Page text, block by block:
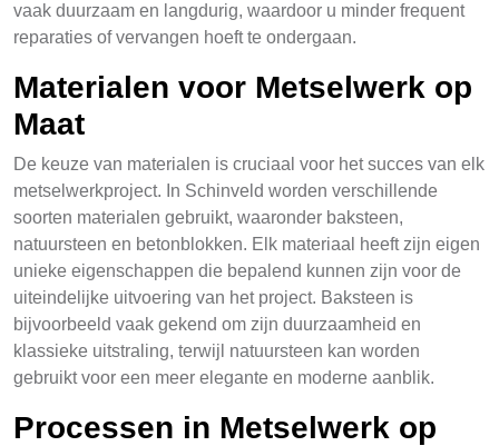
vaak duurzaam en langdurig, waardoor u minder frequent
reparaties of vervangen hoeft te ondergaan.
Materialen voor Metselwerk op
Maat
De keuze van materialen is cruciaal voor het succes van elk
metselwerkproject. In Schinveld worden verschillende
soorten materialen gebruikt, waaronder baksteen,
natuursteen en betonblokken. Elk materiaal heeft zijn eigen
unieke eigenschappen die bepalend kunnen zijn voor de
uiteindelijke uitvoering van het project. Baksteen is
bijvoorbeeld vaak gekend om zijn duurzaamheid en
klassieke uitstraling, terwijl natuursteen kan worden
gebruikt voor een meer elegante en moderne aanblik.
Processen in Metselwerk op